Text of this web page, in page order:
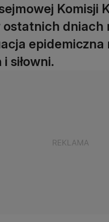
Komisji
ostatnich
siłowni.